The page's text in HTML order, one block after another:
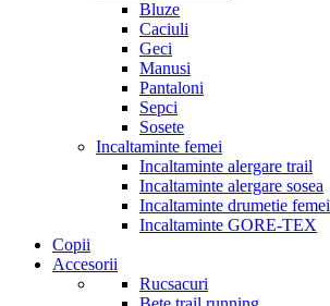
Bluze
Caciuli
Geci
Manusi
Pantaloni
Sepci
Sosete
Incaltaminte femei
Incaltaminte alergare trail
Incaltaminte alergare sosea
Incaltaminte drumetie femei
Incaltaminte GORE-TEX
Copii
Accesorii
Rucsacuri